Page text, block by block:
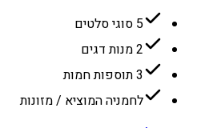
5 סוגי סלטים
2 מנות דגים
3 תוספות חמות
לחמניה המוציא / מזונות